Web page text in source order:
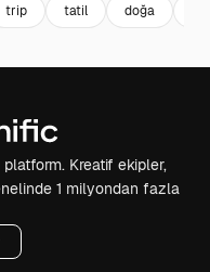
trip tatil doğa
Kreatif ekipler,
1 milyondan fazla